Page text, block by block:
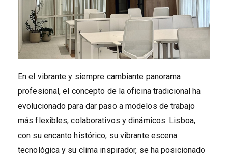
En el vibrante y siempre cambiante panorama
profesional, el concepto de la oficina tradicional ha
evolucionado para dar paso a modelos de trabajo
más flexibles, colaborativos y dinámicos. Lisboa,
con su encanto histórico, su vibrante escena
tecnológica y su clima inspirador, se ha posicionado